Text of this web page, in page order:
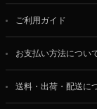
ご利用ガイド
お支払い方法につい
送料・出荷・配送に